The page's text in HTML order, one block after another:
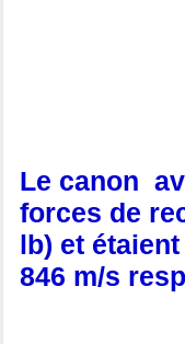
Le canon
forces de
lb) et
846 m/s